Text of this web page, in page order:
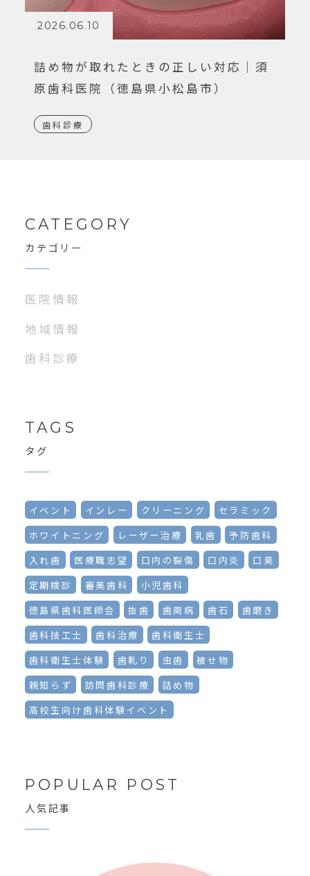
2026.06.10
詰め物が取れたときの正しい対応｜須
原歯科医院（徳島県小松島市）
歯科診療
CATEGORY
カテゴリー
医院情報
地域情報
歯科診療
TAGS
タグ
イベント インレー クリーニング
セラミック
ホワイトニング
レーザー治療 乳歯
予防歯科
入れ歯
医療職志望 口内の裂傷 口内炎
口臭
定期検診
審美歯科
小児歯科
徳島県歯科医師会
抜歯 歯周病 歯石
歯磨き
歯科技工士
歯科治療
歯科衛生士
歯科衛生士体験
歯軋り 虫歯
被せ物
親知らず
訪問歯科診療
詰め物
高校生向け歯科体験イベント
POPULAR POST
人気記事